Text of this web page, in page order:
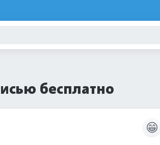
бесплатно
😁